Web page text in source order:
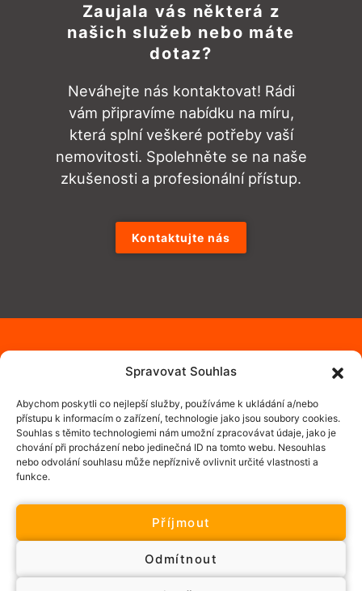
Spravovat Souhlas
Abychom poskytli co nejlepší služby, používáme k ukládání a/nebo
přístupu k informacím o zařízení, technologie jako jsou soubory cookies.
Souhlas s těmito technologiemi nám umožní zpracovávat údaje, jako je
chování při procházení nebo jedinečná ID na tomto webu. Nesouhlas
nebo odvolání souhlasu může nepříznivě ovlivnit určité vlastnosti a
funkce.
Příjmout
Odmítnout
Zaujala vás některá z
našich služeb nebo máte
dotaz?
Neváhejte nás kontaktovat! Rádi
vám připravíme nabídku na míru,
která splní veškeré potřeby vaší
nemovitosti. Spolehněte se na naše
zkušenosti a profesionální přístup.
Kontaktujte nás
Informace o zpracování osobních údajů
Kontaktujte nás